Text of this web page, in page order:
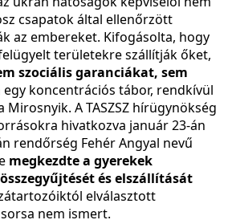
csapatok által ellenőrzött
az embereket. Kifogásolta, hogy
területekre szállítják őket,
szociális garanciákat, sem
egy koncentrációs tábor, rendkívül
Mirosnyik. A TASZSZ hírügynökség
hivatkozva január 23-án
rendőrség Fehér Angyal nevű
megkezdte a gyerekek
és elszállítását
elválasztott
nem ismert.